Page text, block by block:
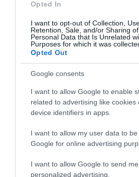
Opted In
I want to opt-out of Collection,
Retention, Sale, and/or Sharing
Personal Data that Is Unrelated
Purposes for which it was
Opted Out
Google consents
I want to allow Google to enable
related to advertising like cookies
device identifiers in apps.
I want to allow my user data to
Google for online advertising
I want to allow Google to send me
personalized advertising.
Τα 140 λεπτά
Τραμπ στην
ΚΩΣΤΑΣ
Άδωνις
Χαμάς
Ισραήλ και
ΚΩΣΤΑΣ ΚΑΛΛΙΑΝΤΕΡΗΣ
Ισραήλ – Κατς:
σπίτι τους,
περιοχή